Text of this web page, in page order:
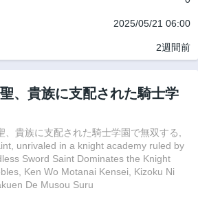
2025/05/21 06:00
2週間前
、貴族に支配された騎士学
、貴族に支配された騎士学園で無双する,
unrivaled in a knight academy ruled by
Sword Saint Dominates the Knight
Ken Wo Motanai Kensei, Kizoku Ni
De Musou Suru